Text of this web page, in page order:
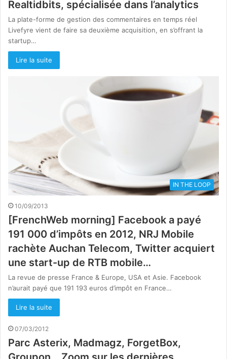
Realtidbits, spécialisée dans l’analytics
La plate-forme de gestion des commentaires en temps réel
Livefyre vient de faire sa deuxième acquisition, en s’offrant la
startup…
Lire la suite
IN THE LOOP
10/09/2013
[FrenchWeb morning] Facebook a payé
191 000 d’impôts en 2012, NRJ Mobile
rachète Auchan Telecom, Twitter acquiert
une start-up de RTB mobile…
La revue de presse France & Europe, USA et Asie. Facebook
n’aurait payé que 191 193 euros d’impôt en France…
Lire la suite
07/03/2012
Parc Asterix, Madmagz, ForgetBox,